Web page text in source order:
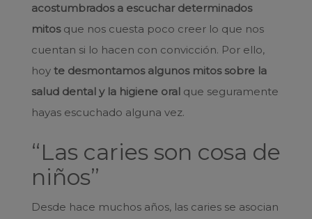
acostumbrados a escuchar determinados
mitosque nos cuesta poco creer lo que nos
cuentan si lo hacen con convicción. Por ello,
hoy te desmontamos algunos mitos sobre la
salud dental y la higiene oral que seguramente
hayas escuchado alguna vez.
“Las caries son cosa de
niños”
Desde hace muchos años, las caries se asocian